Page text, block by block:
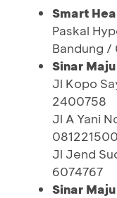
Smart
Paskal
Bandung /
Sinar Maju
Jl Kopo
2400758
Jl A Yani
Jl Jend
6074767
Sinar Maju